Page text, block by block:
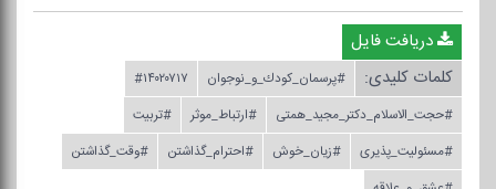
دریافت فایل
کلمات کلیدی:
#پرسمان_كودك_و_نوجوان
#۱۴۰۲۰۷۱۷
#حجت_الاسلام_دكتر_مجید_همتی
#ارتباط_موثر
#تربیت
#مسئولیت_پذیری
#زیان_خوش #احترام_گذاشتن
#وقت_گذاشتن